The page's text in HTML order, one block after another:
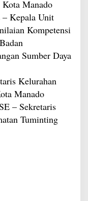
Manado
– Kepala Unit
Kompetensi
Sumber Daya
Kelurahan
Manado
– Sekretaris
Tuminting